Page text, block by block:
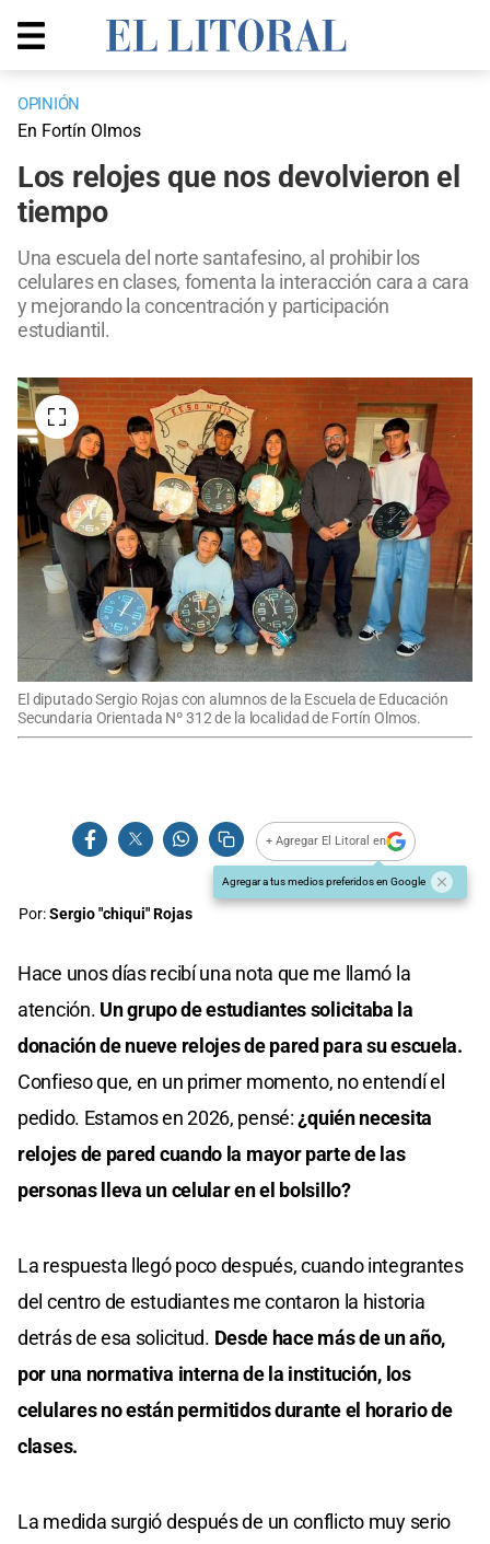
OPINIÓN
En Fortín Olmos
Los relojes que nos devolvieron el
tiempo
Una escuela del norte santafesino, al prohibir los
celulares en clases, fomenta la interacción cara a cara
y mejorando la concentración y participación
estudiantil.
El diputado Sergio Rojas con alumnos de la Escuela de Educación
Secundaria Orientada Nº 312 de la localidad de Fortín Olmos.
+ Agregar El Litoral en
Agregar a tus medios preferidos en Google
Por:Sergio "chiqui" Rojas
Hace unos días recibí una nota que me llamó la
atención. Un grupo de estudiantes solicitaba la
donación de nueve relojes de pared para su escuela.
Confieso que, en un primer momento, no entendí el
pedido. Estamos en 2026, pensé:¿quién necesita
relojes de pared cuando la mayor parte de las
personas lleva un celular en el bolsillo?
La respuesta llegó poco después, cuando integrantes
del centro de estudiantes me contaron la historia
detrás de esa solicitud. Desde hace más de un año,
por una normativa interna de la institución, los
celulares no están permitidos durante el horario de
clases.
La medida surgió después de un conflicto muy serio